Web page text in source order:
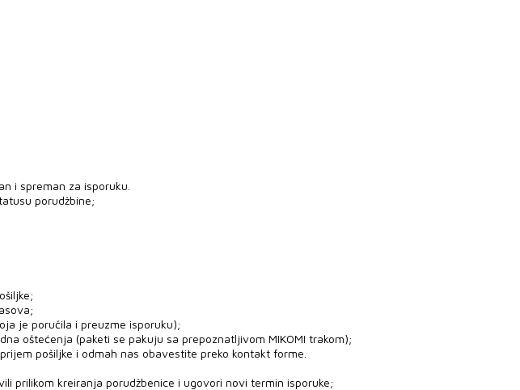
i spreman za isporuku.
porudžbine;
je poručila i preuzme isporuku);
oštećenja (paketi se pakuju sa prepoznatljivom MIKOMI trakom);
pošiljke i odmah nas obavestite preko kontakt forme.
prilikom kreiranja porudžbenice i ugovori novi termin isporuke;